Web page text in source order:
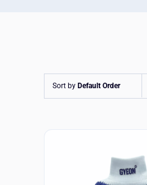
Sort by Default Order